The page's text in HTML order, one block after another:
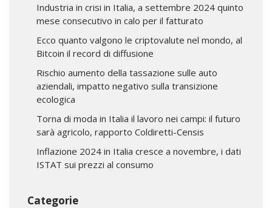
Industria in crisi in Italia, a settembre 2024 quinto
mese consecutivo in calo per il fatturato
Ecco quanto valgono le criptovalute nel mondo, al
Bitcoin il record di diffusione
Rischio aumento della tassazione sulle auto
aziendali, impatto negativo sulla transizione
ecologica
Torna di moda in Italia il lavoro nei campi: il futuro
sarà agricolo, rapporto Coldiretti-Censis
Inflazione 2024 in Italia cresce a novembre, i dati
ISTAT sui prezzi al consumo
Categorie